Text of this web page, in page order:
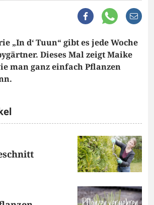
„In d‘ Tuun“ gibt es jede Woche
Dieses Mal zeigt Maike
man ganz einfach Pflanzen